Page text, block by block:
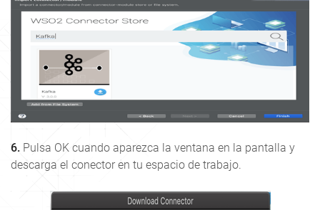
6. Pulsa OK cuando aparezca la ventana en la pantalla y
descarga el conector en tu espacio de trabajo.